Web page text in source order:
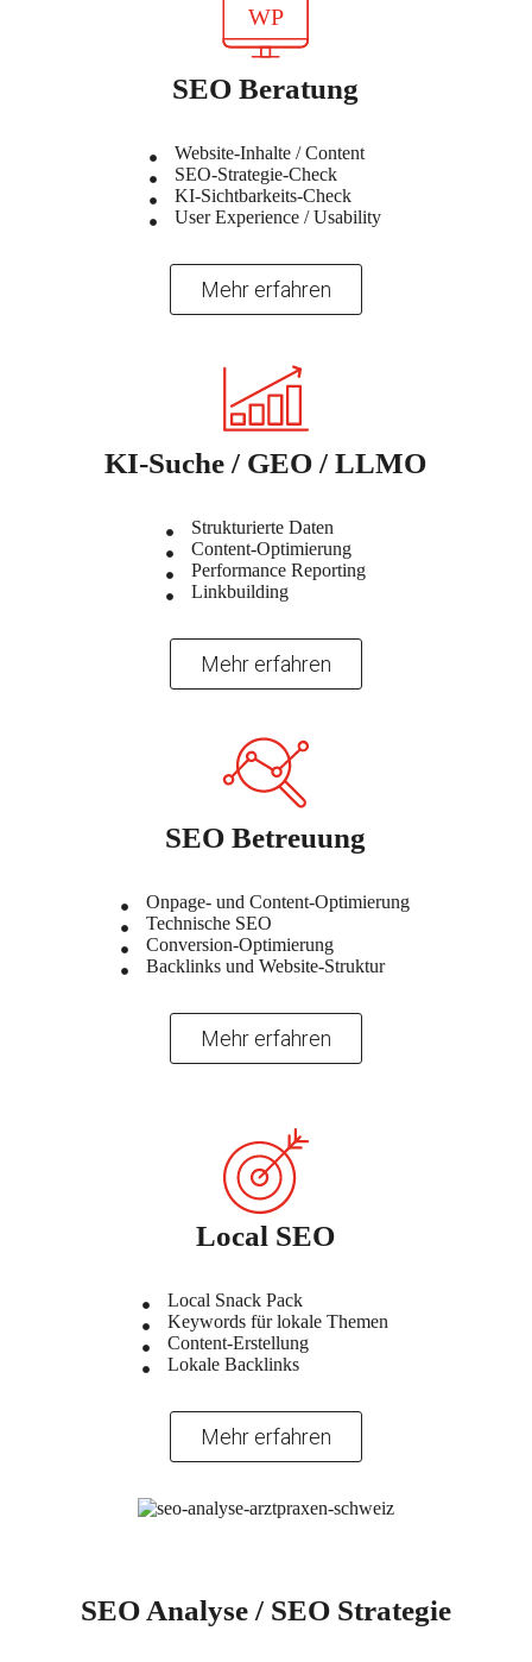
SEO Beratung
Website-Inhalte / Content
SEO-Strategie-Check
KI-Sichtbarkeits-Check
User Experience / Usability
Mehr erfahren
KI-Suche / GEO / LLMO
Strukturierte Daten
Content-Optimierung
Performance Reporting
Linkbuilding
Mehr erfahren
SEO Betreuung
Onpage- und Content-Optimierung
Technische SEO
Conversion-Optimierung
Backlinks und Website-Struktur
Mehr erfahren
Local SEO
Local Snack Pack
Keywords für lokale Themen
Content-Erstellung
Lokale Backlinks
Mehr erfahren
SEO Analyse / SEO Strategie